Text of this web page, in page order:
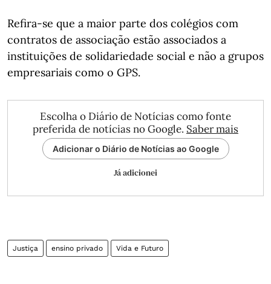
Refira-se que a maior parte dos colégios com
contratos de associação estão associados a
instituições de solidariedade social e não a grupos
empresariais como o GPS.
Escolha o Diário de Notícias como fonte
preferida de notícias no Google. Saber mais
Adicionar o Diário de Notícias ao Google
Já adicionei
Justiça ensino privado Vida e Futuro